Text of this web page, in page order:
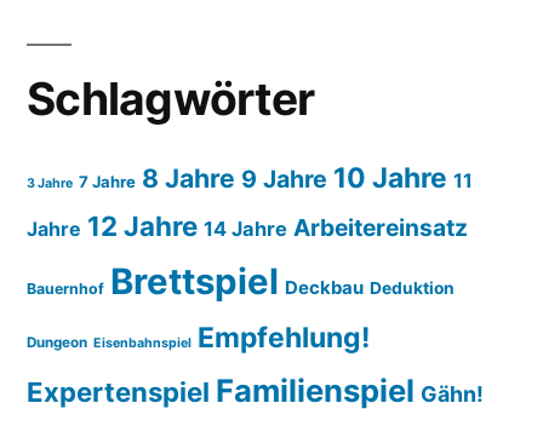
Schlagwörter
3 Jahre 7 Jahre 8 Jahre 9 Jahre 10 Jahre 11
Jahre 12 Jahre 14 Jahre Arbeitereinsatz
Bauernhof Brettspiel Deckbau Deduktion
Dungeon Eisenbahnspiel Empfehlung!
Expertenspiel Familienspiel Gähn!